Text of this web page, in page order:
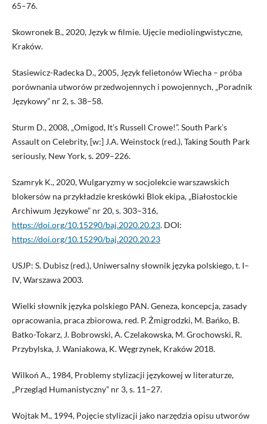
65–76.
Skowronek B., 2020, Język w filmie. Ujęcie mediolingwistyczne,
Kraków.
Stasiewicz-Radecka D., 2005, Język felietonów Wiecha – próba
porównania utworów przedwojennych i powojennych, „Poradnik
Językowy” nr 2, s. 38–58.
Sturm D., 2008, „Omigod, It’s Russell Crowe!”. South Park’s
Assault on Celebrity, [w:] J.A. Weinstock (red.), Taking South Park
seriously, New York, s. 209–226.
Szamryk K., 2020, Wulgaryzmy w socjolekcie warszawskich
blokersów na przykładzie kreskówki Blok ekipa, „Białostockie
Archiwum Językowe” nr 20, s. 303–316,
https://doi.org/10.15290/baj.2020.20.23. DOI:
https://doi.org/10.15290/baj.2020.20.23
USJP: S. Dubisz (red.), Uniwersalny słownik języka polskiego, t. I–
IV, Warszawa 2003.
Wielki słownik języka polskiego PAN. Geneza, koncepcja, zasady
opracowania, praca zbiorowa, red. P. Żmigrodzki, M. Bańko, B.
Batko-Tokarz, J. Bobrowski, A. Czelakowska, M. Grochowski, R.
Przybylska, J. Waniakowa, K. Węgrzynek, Kraków 2018.
Wilkoń A., 1984, Problemy stylizacji językowej w literaturze,
„Przegląd Humanistyczny” nr 3, s. 11–27.
Wojtak M., 1994, Pojęcie stylizacji jako narzędzia opisu utworów